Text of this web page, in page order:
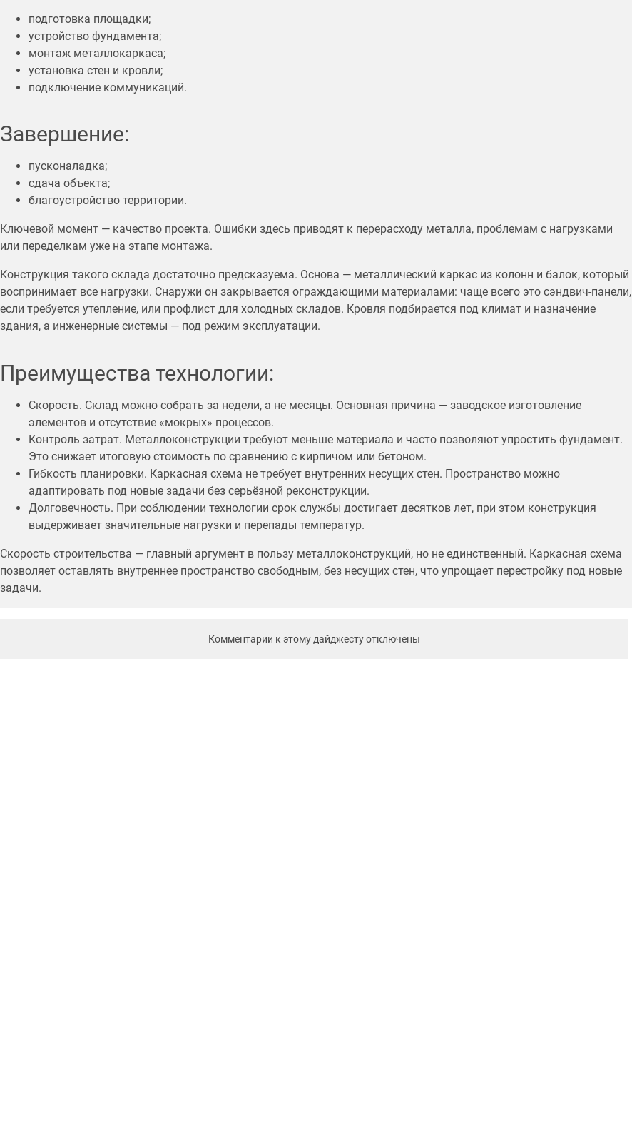
подготовка площадки;
устройство фундамента;
монтаж металлокаркаса;
установка стен и кровли;
подключение коммуникаций.
Завершение:
пусконаладка;
сдача объекта;
благоустройство территории.
Ключевой момент — качество проекта. Ошибки здесь приводят к перерасходу металла, проблемам с нагрузками
или переделкам уже на этапе монтажа.
Конструкция такого склада достаточно предсказуема. Основа — металлический каркас из колонн и балок, который
воспринимает все нагрузки. Снаружи он закрывается ограждающими материалами: чаще всего это сэндвич-панели,
если требуется утепление, или профлист для холодных складов. Кровля подбирается под климат и назначение
здания, а инженерные системы — под режим эксплуатации.
Преимущества технологии:
Скорость. Склад можно собрать за недели, а не месяцы. Основная причина — заводское изготовление
элементов и отсутствие «мокрых» процессов.
Контроль затрат. Металлоконструкции требуют меньше материала и часто позволяют упростить фундамент.
Это снижает итоговую стоимость по сравнению с кирпичом или бетоном.
Гибкость планировки. Каркасная схема не требует внутренних несущих стен. Пространство можно
адаптировать под новые задачи без серьёзной реконструкции.
Долговечность. При соблюдении технологии срок службы достигает десятков лет, при этом конструкция
выдерживает значительные нагрузки и перепады температур.
Скорость строительства — главный аргумент в пользу металлоконструкций, но не единственный. Каркасная схема
позволяет оставлять внутреннее пространство свободным, без несущих стен, что упрощает перестройку под новые
задачи.
Комментарии к этому дайджесту отключены